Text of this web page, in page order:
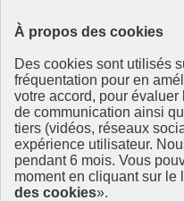
À propos des cookies
Des cookies sont utilisés
fréquentation pour en
votre accord, pour
de communication ainsi
tiers (vidéos, réseaux
expérience utilisateur.
pendant 6 mois. Vous
moment en cliquant sur le
des cookies».
Concours
Donner de la plus-value aux
faciliter la communication sur
publics, tel était l’objectif fixé
#DatavizODD.
Le 13 décembre 2017,